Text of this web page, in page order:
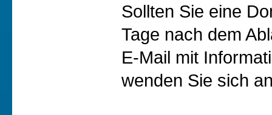
Sollten Sie eine
Tage nach dem
E-Mail mit
wenden Sie sich